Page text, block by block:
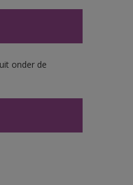
onder de